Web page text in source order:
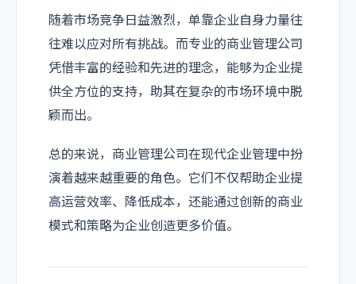
随着市场竞争日益激烈，单靠企业自身力量往
往难以应对所有挑战。而专业的商业管理公司
凭借丰富的经验和先进的理念，能够为企业提
供全方位的支持，助其在复杂的市场环境中脱
颖而出。
总的来说，商业管理公司在现代企业管理中扮
演着越来越重要的角色。它们不仅帮助企业提
高运营效率、降低成本，还能通过创新的商业
模式和策略为企业创造更多价值。